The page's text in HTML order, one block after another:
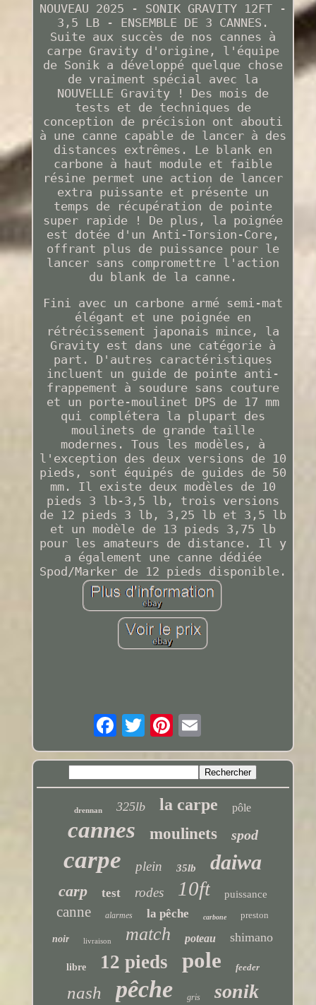
NOUVEAU 2025 - SONIK GRAVITY 12FT -
3,5 LB - ENSEMBLE DE 3 CANNES.
Suite aux succès de nos cannes à
carpe Gravity d'origine, l'équipe
de Sonik a développé quelque chose
de vraiment spécial avec la
NOUVELLE Gravity ! Des mois de
tests et de techniques de
conception de précision ont abouti
à une canne capable de lancer à des
distances extrêmes. Le blank en
carbone à haut module et faible
résine permet une action de lancer
extra puissante et présente un
temps de récupération de pointe
super rapide ! De plus, la poignée
est dotée d'un Anti-Torsion-Core,
offrant plus de puissance pour le
lancer sans compromettre l'action
du blank de la canne.
Fini avec un carbone armé semi-mat
élégant et une poignée en
rétrécissement japonais mince, la
Gravity est dans une catégorie à
part. D'autres caractéristiques
incluent un guide de pointe anti-
frappement à soudure sans couture
et un porte-moulinet DPS de 17 mm
qui complétera la plupart des
moulinets de grande taille
modernes. Tous les modèles, à
l'exception des deux versions de 10
pieds, sont équipés de guides de 50
mm. Il existe deux modèles de 10
pieds 3 lb-3,5 lb, trois versions
de 12 pieds 3 lb, 3,25 lb et 3,5 lb
et un modèle de 13 pieds 3,75 lb
pour les amateurs de distance. Il y
a également une canne dédiée
Spod/Marker de 12 pieds disponible.
drennan 325lb la carpe pôle
cannes moulinets spod
carpe plein 35lb daiwa
carp test rodes 10ft puissance
canne alarmes la pêche carbone preston
noir livraison match poteau shimano
libre 12 pieds pole feeder
nash pêche gris sonik